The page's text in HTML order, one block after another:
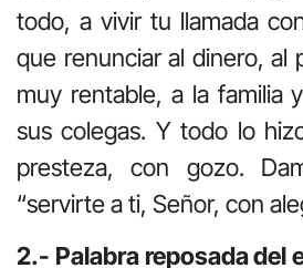
todo, a vivir tu llamada
que renunciar al dinero, al
muy rentable, a la familia
sus colegas. Y todo lo
presteza, con gozo.
“servirte a ti, Señor, con
2.- Palabra reposada del